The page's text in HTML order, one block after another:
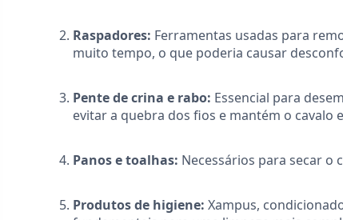
Raspadores: Ferramentas usadas para
muito tempo, o que poderia causar
Pente de crina e rabo: Essencial para
evitar a quebra dos fios e mantém o cavalo
Panos e toalhas: Necessários para secar o
Produtos de higiene: Xampus,